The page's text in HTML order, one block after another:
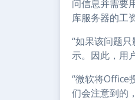
问信息并需要
库服务器的工
“如果该问题
示。因此，用
“微软将Office
们会注意到的